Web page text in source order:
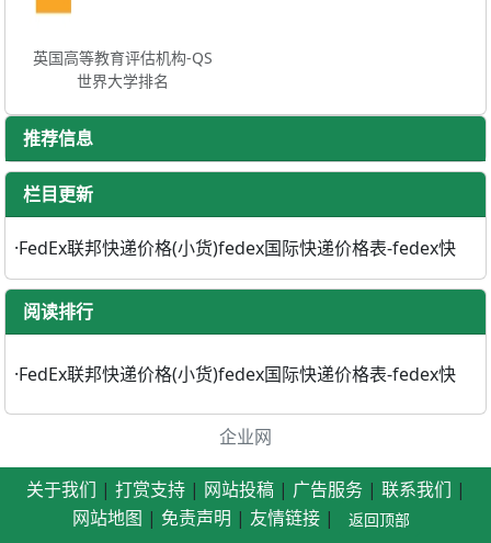
英国高等教育评估机构-QS
世界大学排名
推荐信息
栏目更新
·FedEx联邦快递价格(小货)fedex国际快递价格表-fedex快
阅读排行
·FedEx联邦快递价格(小货)fedex国际快递价格表-fedex快
企业网
关于我们 | 打赏支持| 网站投稿| 广告服务| 联系我们 |
网站地图 | 免责声明 | 友情链接| 返回顶部